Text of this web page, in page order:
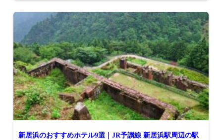
新居浜のおすすめホテル9選｜JR予讃線 新居浜駅周辺の駅